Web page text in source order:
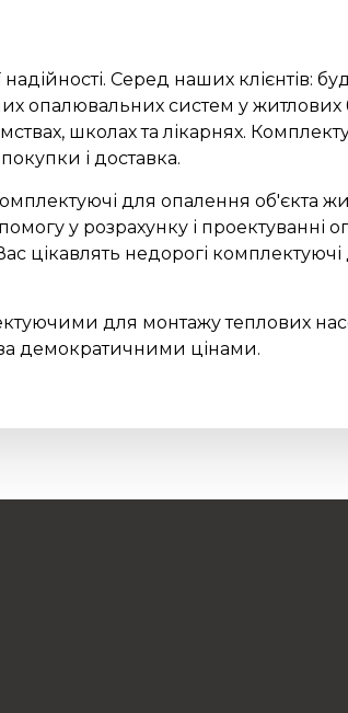
Серед наших клієнтів:
опалювальних систем у житлових
школах та лікарнях.
і доставка.
для опалення об'єкта
у розрахунку і проектуванні
цікавлять недорогі
для монтажу теплових
демократичними цінами.